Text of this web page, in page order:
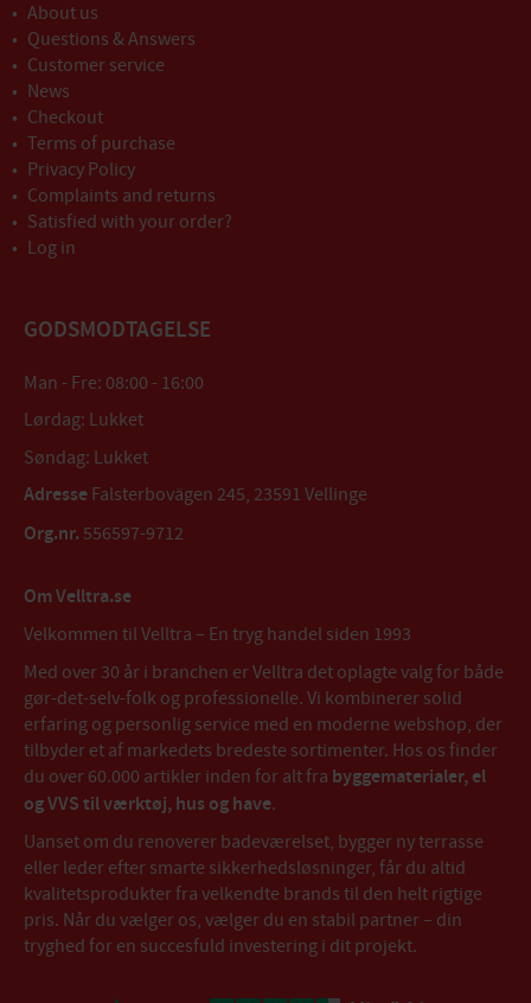
About us
Questions & Answers
Customer service
News
Checkout
Terms of purchase
Privacy Policy
Complaints and returns
Satisfied with your order?
Log in
GODSMODTAGELSE
Man - Fre: 08:00 - 16:00
Lørdag: Lukket
Søndag: Lukket
Adresse Falsterbovägen 245, 23591 Vellinge
Org.nr. 556597-9712
Om Velltra.se
Velkommen til Velltra – En tryg handel siden 1993
Med over 30 år i branchen er Velltra det oplagte valg for både
gør-det-selv-folk og professionelle. Vi kombinerer solid
erfaring og personlig service med en moderne webshop, der
tilbyder et af markedets bredeste sortimenter. Hos os finder
du over 60.000 artikler inden for alt fra byggematerialer, el
og VVS til værktøj, hus og have.
Uanset om du renoverer badeværelset, bygger ny terrasse
eller leder efter smarte sikkerhedsløsninger, får du altid
kvalitetsprodukter fra velkendte brands til den helt rigtige
pris. Når du vælger os, vælger du en stabil partner – din
tryghed for en succesfuld investering i dit projekt.